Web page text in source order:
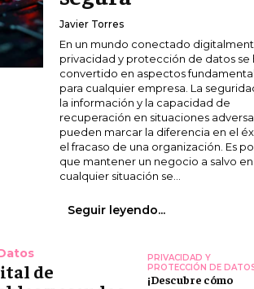
Javier Torres
En un mundo conectado
privacidad y protección de datos se
convertido en aspectos
para cualquier empresa. La
la información y la capacidad de
recuperación en situaciones
pueden marcar la diferencia en el
el fracaso de una organización. Es
que mantener un negocio a salvo en
cualquier situación se...
Seguir leyendo...
de
PRIVACIDAD Y
PROTECCIÓN DE
¡Descubre cómo